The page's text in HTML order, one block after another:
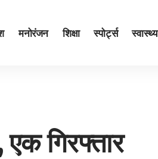
मनोरंजन शिक्षा स्पोर्ट्स स्वास्थ्य
गिरफ्तार